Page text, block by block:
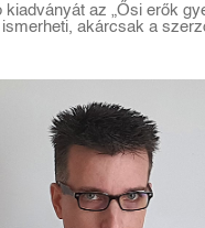
kiadványát az „Ősi erők
akárcsak a